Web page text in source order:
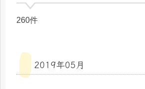
260件
2019年05月